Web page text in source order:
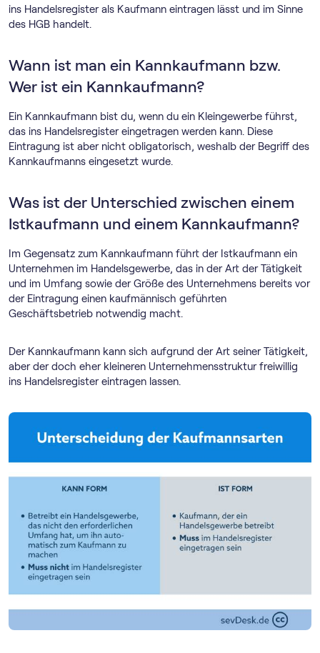
ins Handelsregister als Kaufmann eintragen lässt und im Sinne
des HGB handelt.
Wann ist man ein Kannkaufmann bzw.
Wer ist ein Kannkaufmann?
Ein Kannkaufmann bist du, wenn du ein Kleingewerbe führst,
das ins Handelsregister eingetragen werden kann. Diese
Eintragung ist aber nicht obligatorisch, weshalb der Begriff des
Kannkaufmanns eingesetzt wurde.
Was ist der Unterschied zwischen einem
Istkaufmann und einem Kannkaufmann?
Im Gegensatz zum Kannkaufmann führt der Istkaufmann ein
Unternehmen im Handelsgewerbe, das in der Art der Tätigkeit
und im Umfang sowie der Größe des Unternehmens bereits vor
der Eintragung einen kaufmännisch geführten
Geschäftsbetrieb notwendig macht.
Der Kannkaufmann kann sich aufgrund der Art seiner Tätigkeit,
aber der doch eher kleineren Unternehmensstruktur freiwillig
ins Handelsregister eintragen lassen.